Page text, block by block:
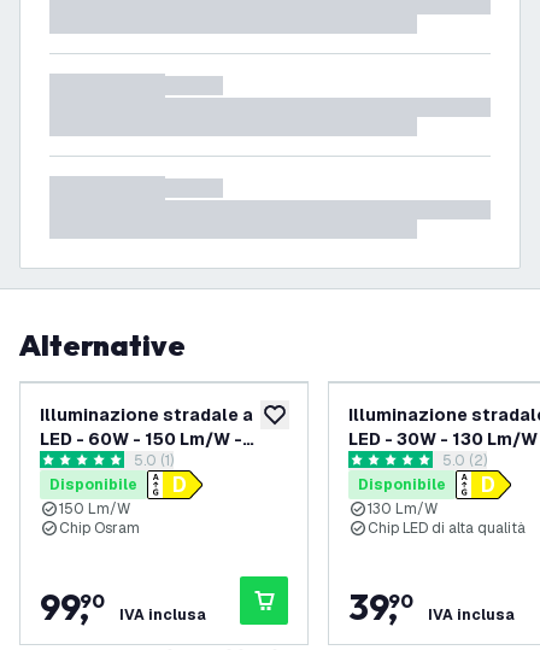
Alternative
aggiungi alla lista desideri
Illuminazione stradale a
LED - 60W - 150 Lm/W -
4000K - IP66 - 5 anni di
garanzia
apri il cassetto delle recensioni
5 stelle di valutazione
5.0 (1)
Disponibile
150 Lm/W
Chip Osram
99,
90
IVA inclusa
Illuminazione
LED - 30W - 130 Lm/
3000K - IP66 - 5 anni
garanzia
apri il
5 stelle di valutazione
5.0 (2)
Disponibile
130 Lm/W
Chip LED di alta qualità
39,
90
IVA inclusa